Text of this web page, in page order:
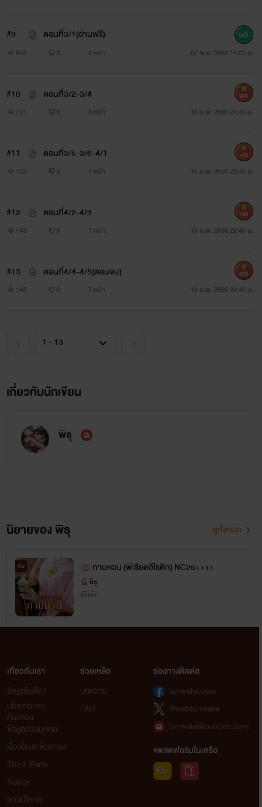
#9 ตอนที่3/1(อ่านฟรี)
843 0 2 หน้า 07 พ.ย. 2562 14:03 น.
#10 ตอนที่3/2-3/4
111 0 8 หน้า 16 ก.พ. 2566 22:45 น.
900
#11 ตอนที่3/5-3/6-4/1
122 0 7 หน้า 16 ก.พ. 2566 22:45 น.
700
#12 ตอนที่4/2-4/3
143 0 7 หน้า 16 ก.พ. 2566 22:45 น.
700
#13 ตอนที่4/4-4/5(ตอนจบ)
145 0 7 หน้า 16 ก.พ. 2566 22:45 น.
900
เกี่ยวกับนักเขียน
พิธุ
นิยายของ พิธุ ดูทั้งหมด
จบ กามหวน (พีเรียดอีโรติก) NC25++++
พิธุ
อีโรติก
เกี่ยวกับเรา
ธัญวลัยคือ?
นโยบายการ
คุ้มครอง
ข้อมูลส่วนบุคคล
เงื่อนไขและข้อตกลง
Third-Party
Notice
ดาวน์โหลด
ช่วยเหลือ
บทความ
FAQ
ช่องทางติดต่อ
tunwalai.com
@webtunwalai
tunwalai@ookbee.com
แพลตฟอร์มในเครือ